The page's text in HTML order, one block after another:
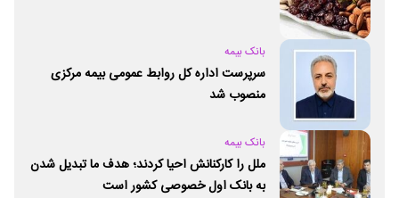
بانک بیمه
سرپرست اداره کل روابط عمومی بیمه مرکزی
منصوب شد
بانک بیمه
ملل را کارکنانش احیا کردند؛ هدف ما تبدیل شدن
به بانک اول خصوصی کشور است